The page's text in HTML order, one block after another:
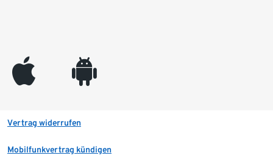
appleinc android
Vertrag widerrufen
Mobilfunkvertrag kündigen